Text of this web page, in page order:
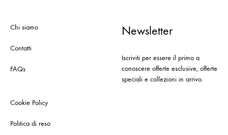
Chi siamo
Contatti
FAQs
Cookie Policy
Politica di reso
Newsletter
Iscriviti per essere il primo a
conoscere offerte esclusive, offerte
speciali e collezioni in arrivo.